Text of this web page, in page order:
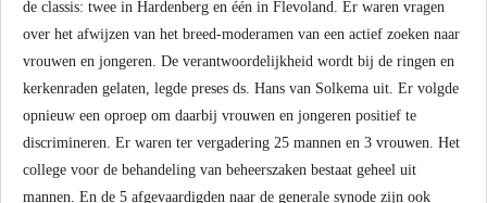
de classis: twee in Hardenberg en één in Flevoland. Er waren vragen
over het afwijzen van het breed-moderamen van een actief zoeken naar
vrouwen en jongeren. De verantwoordelijkheid wordt bij de ringen en
kerkenraden gelaten, legde preses ds. Hans van Solkema uit. Er volgde
opnieuw een oproep om daarbij vrouwen en jongeren positief te
discrimineren. Er waren ter vergadering 25 mannen en 3 vrouwen. Het
college voor de behandeling van beheerszaken bestaat geheel uit
mannen. En de 5 afgevaardigden naar de generale synode zijn ook